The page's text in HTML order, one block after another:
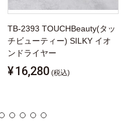
TB-2393 TOUCHBeauty(タッ
チビューティー) SILKY イオ
ンドライヤー
¥16,280 (税込)